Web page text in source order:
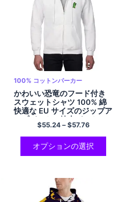
100% コットンパーカー
かわいい恐竜のフード付き
スウェットシャツ 100% 綿
快適な EU サイズのジップア
ップパーカー特大パーカー
男性と女性のための親友パ
ーカーマルチカラー
$55.24–$57.76
オプションの選択